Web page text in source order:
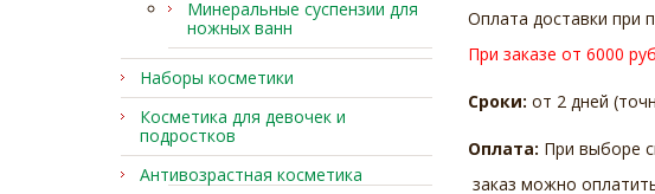
Минеральные суспензии для
ножных ванн
Наборы косметики
Косметика для девочек и
подростков
Антивозрастная косметика
Оплата доставки при
При заказе от 6000
Сроки: от 2 дней
Оплата: При выборе
заказ можно